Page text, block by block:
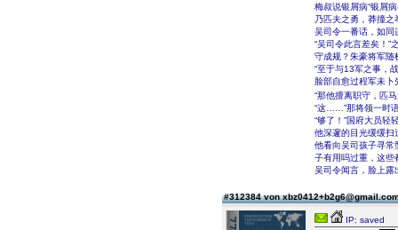
梅叔说银屑病“银屑
乃匹夫之勇，莽撞之
吴司令一番话，如同
“吴司令此言差矣！”
守成规？朱豪将军随
“至于与13军之事，
脸部自愈过程军未卜
“那他擅离职守，匹
“这……”那将领一时
“够了！”国府大员轻
他深邃的目光缓缓扫
他看向吴司孩子寻常
子有用吗过重，这些
吴司令闻言，脸上露
#312384 von
IP: saved